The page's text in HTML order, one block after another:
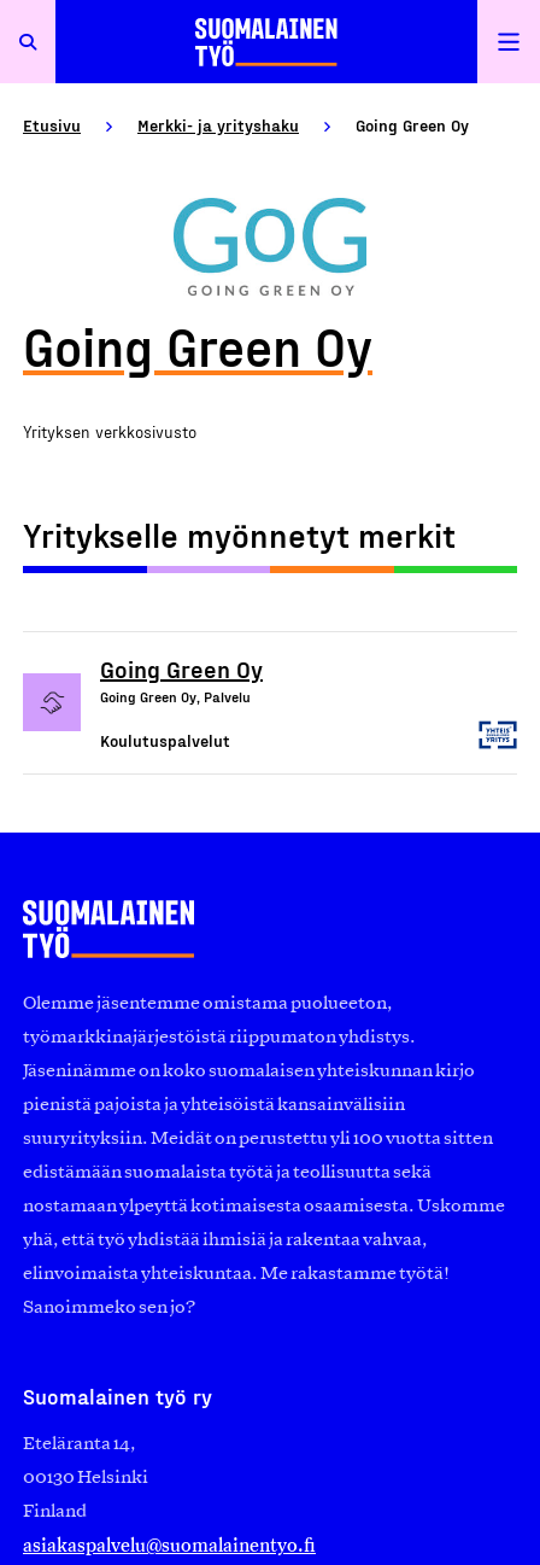
Etusivu Merkki- ja yrityshaku Going Green Oy
Going Green Oy
Yrityksen verkkosivusto
Yritykselle myönnetyt merkit
Going Green Oy
Going Green Oy, Palvelu
Koulutuspalvelut
Olemme jäsentemme omistama puolueeton,
työmarkkinajärjestöistä riippumaton yhdistys.
Jäseninämme on koko suomalaisen yhteiskunnan kirjo
pienistä pajoista ja yhteisöistä kansainvälisiin
suuryrityksiin. Meidät on perustettu yli 100 vuotta sitten
edistämään suomalaista työtä ja teollisuutta sekä
nostamaan ylpeyttä kotimaisesta osaamisesta. Uskomme
yhä, että työ yhdistää ihmisiä ja rakentaa vahvaa,
elinvoimaista yhteiskuntaa. Me rakastamme työtä!
Sanoimmeko sen jo?
Suomalainen työ ry
Eteläranta 14,
00130 Helsinki
Finland
asiakaspalvelu@suomalainentyo.fi